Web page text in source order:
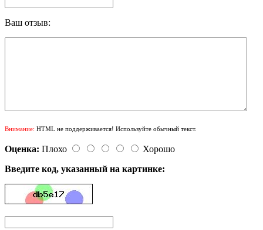
Ваш отзыв:
Внимание: HTML не поддерживается! Используйте обычный текст.
Оценка: Плохо
Хорошо
Введите код, указанный на картинке: